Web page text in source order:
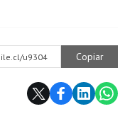
u9304 Copiar